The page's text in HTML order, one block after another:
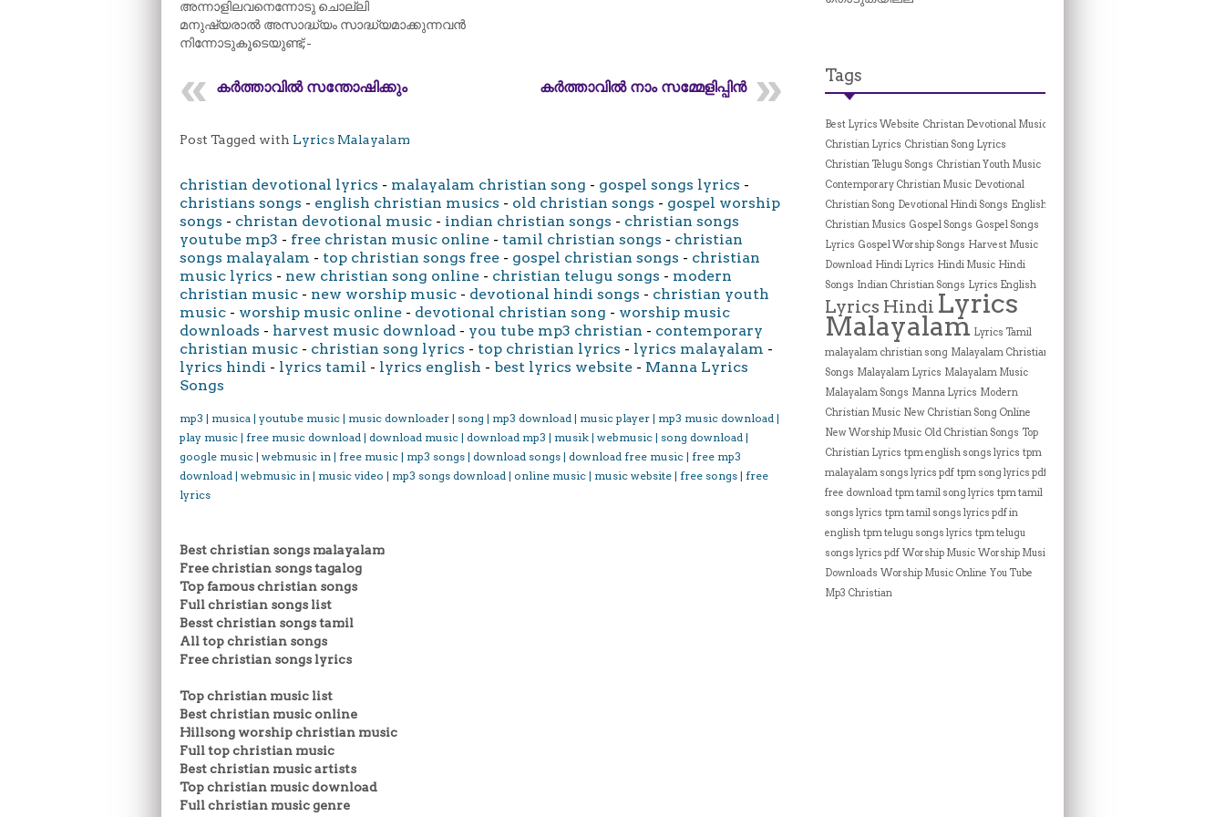
അന്നാളിലവനെന്നോടു ചൊല്ലി
മനുഷ്യരാൽ അസാദ്ധ്യം സാദ്ധ്യമാക്കുന്നവൻ
നിന്നോടുകൂടെയുണ്ട്;-
കർത്താവിൽ സന്തോഷിക്കും കർത്താവിൽ നാം സമ്മേളിപ്പിൻ
Post Tagged with Lyrics Malayalam
christian devotional lyrics - malayalam christian song - gospel songs lyrics -
christians songs - english christian musics - old christian songs - gospel worship
songs - christan devotional music - indian christian songs - christian songs
youtube mp3 - free christan music online - tamil christian songs - christian
songs malayalam - top christian songs free - gospel christian songs - christian
music lyrics - new christian song online - christian telugu songs - modern
christian music - new worship music - devotional hindi songs - christian youth
music - worship music online - devotional christian song - worship music
downloads - harvest music download - you tube mp3 christian - contemporary
christian music - christian song lyrics - top christian lyrics - lyrics malayalam -
lyrics hindi - lyrics tamil - lyrics english - best lyrics website - Manna Lyrics
Songs
mp3 | musica | youtube music | music downloader | song | mp3 download | music player | mp3 music download |
play music | free music download | download music | download mp3 | musik | webmusic | song download |
google music | webmusic in | free music | mp3 songs | download songs | download free music | free mp3
download | webmusic in | music video | mp3 songs download | online music | music website | free songs | free
lyrics
Best christian songs malayalam
Free christian songs tagalog
Top famous christian songs
Full christian songs list
Besst christian songs tamil
All top christian songs
Free christian songs lyrics
Top christian music list
Best christian music online
Hillsong worship christian music
Full top christian music
Best christian music artists
Top christian music download
Full christian music genre
Tags
Best Lyrics Website Christan Devotional Music
Christian Lyrics Christian Song Lyrics
Christian Telugu Songs Christian Youth Music
Contemporary Christian Music Devotional
Christian Song Devotional Hindi Songs English
Christian Musics Gospel Songs Gospel Songs
Lyrics Gospel Worship Songs Harvest Music
Download Hindi Lyrics Hindi Music Hindi
Songs Indian Christian Songs Lyrics English
Lyrics Hindi Lyrics
Malayalam Lyrics Tamil
malayalam christian song Malayalam Christian
Songs Malayalam Lyrics Malayalam Music
Malayalam Songs Manna Lyrics Modern
Christian Music New Christian Song Online
New Worship Music Old Christian Songs Top
Christian Lyrics tpm english songs lyrics tpm
malayalam songs lyrics pdf tpm song lyrics pdf
free download tpm tamil song lyrics tpm tamil
songs lyrics tpm tamil songs lyrics pdf in
english tpm telugu songs lyrics tpm telugu
songs lyrics pdf Worship Music Worship Music
Downloads Worship Music Online You Tube
Mp3 Christian